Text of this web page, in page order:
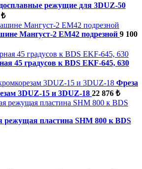
режущие для 3DUZ-50
₺
Мангуст-2 ЕМ42 подрезной 9 100
45 градусов к BDS EKF-645, 630
Фреза
3DUZ-15 и 3DUZ-18 22 876 ₺
режущая пластина SHM 800 к BDS